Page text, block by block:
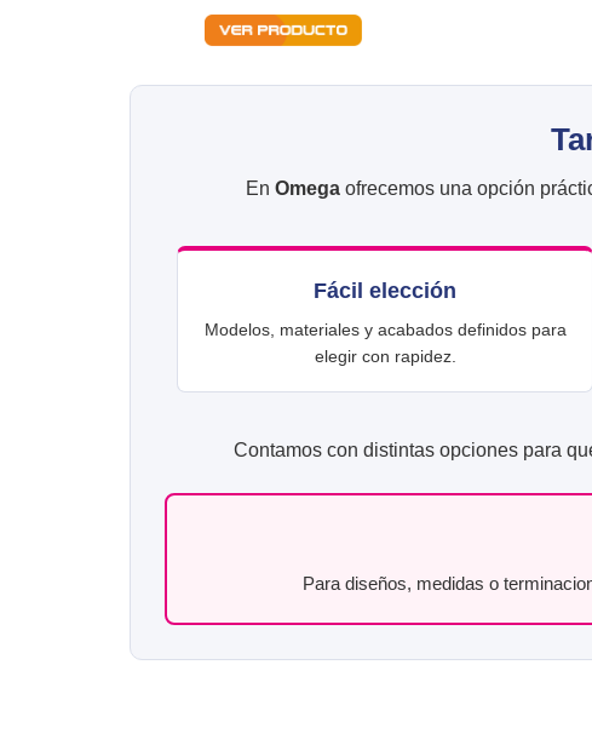
En Omegaofrecemos una opción
Fácil elección
Modelos, materiales y acabados definidos para
elegir con rapidez.
Contamos con distintas opciones para
Para diseños, medidas o